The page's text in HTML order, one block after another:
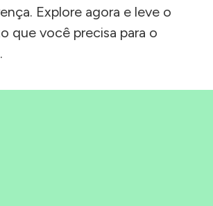
Explore agora e leve o
que você precisa para o